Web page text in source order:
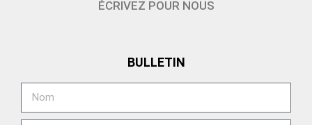
ÉCRIVEZ POUR NOUS
BULLETIN